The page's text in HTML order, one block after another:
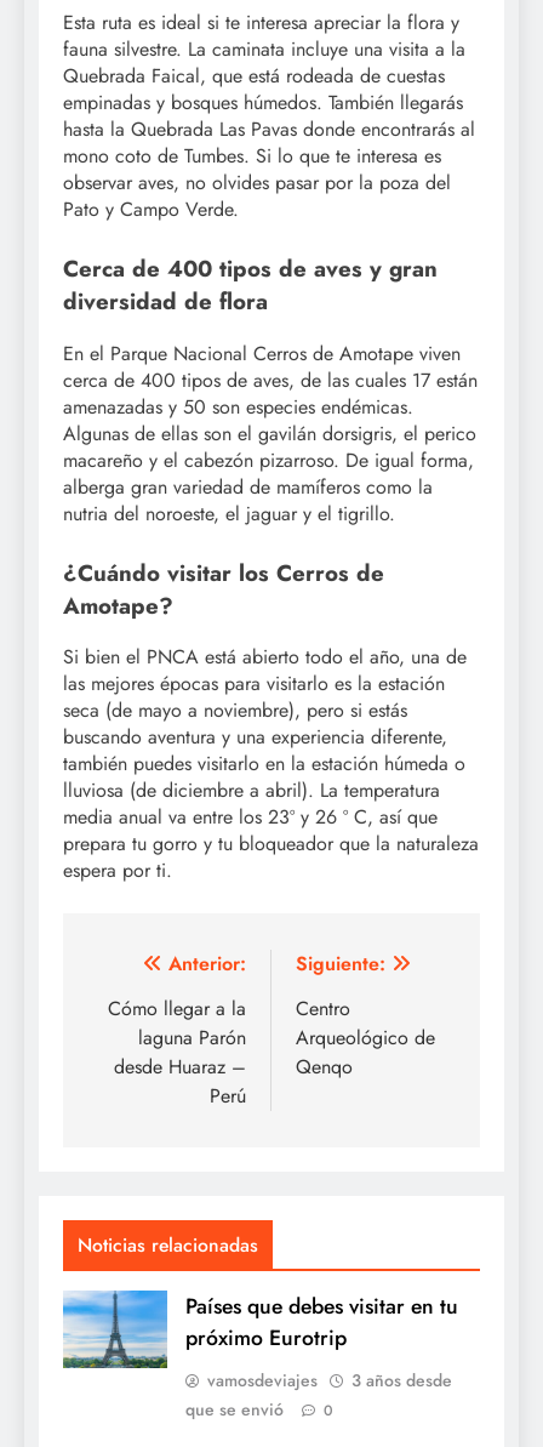
Esta ruta es ideal si te interesa apreciar la flora y
fauna silvestre. La caminata incluye una visita a la
Quebrada Faical, que está rodeada de cuestas
empinadas y bosques húmedos. También llegarás
hasta la Quebrada Las Pavas donde encontrarás al
mono coto de Tumbes. Si lo que te interesa es
observar aves, no olvides pasar por la poza del
Pato y Campo Verde.
Cerca de 400 tipos de aves y gran
diversidad de flora
En el Parque Nacional Cerros de Amotape viven
cerca de 400 tipos de aves, de las cuales 17 están
amenazadas y 50 son especies endémicas.
Algunas de ellas son el gavilán dorsigris, el perico
macareño y el cabezón pizarroso. De igual forma,
alberga gran variedad de mamíferos como la
nutria del noroeste, el jaguar y el tigrillo.
¿Cuándo visitar los Cerros de
Amotape?
Si bien el PNCA está abierto todo el año, una de
las mejores épocas para visitarlo es la estación
seca (de mayo a noviembre), pero si estás
buscando aventura y una experiencia diferente,
también puedes visitarlo en la estación húmeda o
lluviosa (de diciembre a abril). La temperatura
media anual va entre los 23º y 26 º C, así que
prepara tu gorro y tu bloqueador que la naturaleza
espera por ti.
Navegación
de
entradas
Anterior:
Cómo llegar a la
laguna Parón
desde Huaraz –
Perú
Siguiente:
Centro
Arqueológico de
Qenqo
Noticias relacionadas
Países que debes visitar en tu
próximo Eurotrip
vamosdeviajes
3 años desde
que se envió
0